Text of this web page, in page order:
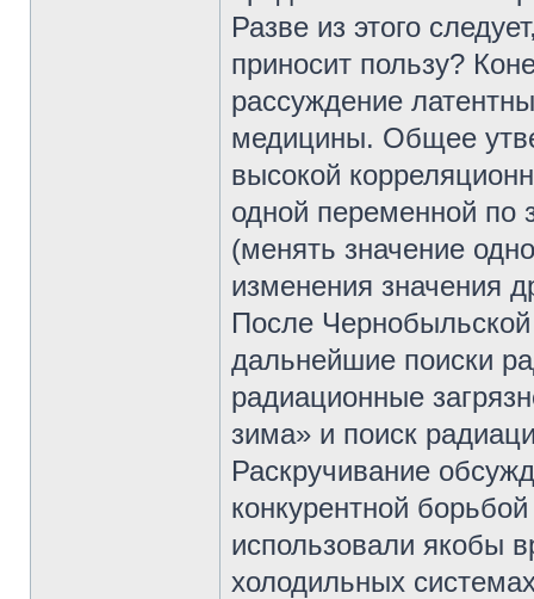
Разве из этого
приносит пользу?
рассуждение
медицины. Общее
высокой
одной переменной по
(менять значение
изменения значения
После Чернобыльской
дальнейшие поиски
радиационные
зима» и поиск
Раскручивание
конкурентной
использовали якобы
холодильных